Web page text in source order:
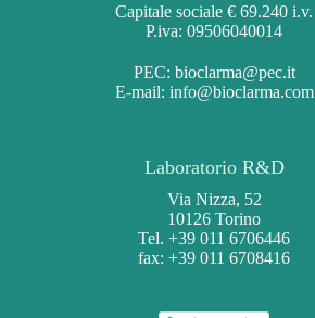
Capitale sociale € 69.240 i.v.
P.iva: 09506040014
PEC: bioclarma@pec.it
E-mail: info@bioclarma.com
Laboratorio R&D
Via Nizza, 52
10126 Torino
Tel. +39 011 6706446
fax: +39 011 6708416